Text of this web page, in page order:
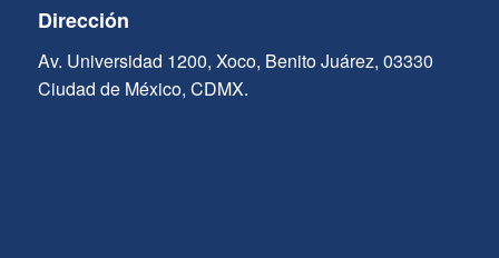
Dirección
Av. Universidad 1200, Xoco, Benito Juárez, 03330
Ciudad de México, CDMX.